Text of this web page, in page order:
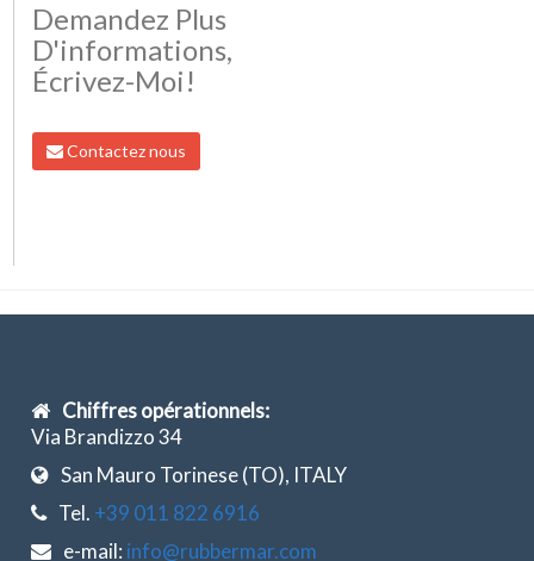
Demandez Plus
D'informations,
Écrivez-Moi!
Contactez nous
Chiffres opérationnels:
Via Brandizzo 34
San Mauro Torinese (TO), ITALY
Tel. +39 011 822 6916
e-mail: info@rubbermar.com